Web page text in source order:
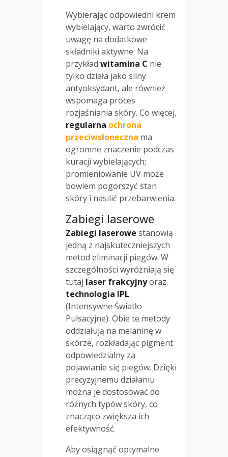
Wybierając odpowiedni krem
wybielający, warto zwrócić
uwagę na dodatkowe
składniki aktywne. Na
przykład witamina C nie
tylko działa jako silny
antyoksydant, ale również
wspomaga proces
rozjaśniania skóry. Co więcej,
regularna ochrona
przeciwsłoneczna ma
ogromne znaczenie podczas
kuracji wybielających;
promieniowanie UV może
bowiem pogorszyć stan
skóry i nasilić przebarwienia.
Zabiegi laserowe
Zabiegi laserowe stanowią
jedną z najskuteczniejszych
metod eliminacji piegów. W
szczególności wyróżniają się
tutaj laser frakcyjnyoraz
technologia IPL
(Intensywne Światło
Pulsacyjne). Obie te metody
oddziałują na melaninę w
skórze, rozkładając pigment
odpowiedzialny za
pojawianie się piegów. Dzięki
precyzyjnemu działaniu
można je dostosować do
różnych typów skóry, co
znacząco zwiększa ich
efektywność.
Aby osiągnąć optymalne